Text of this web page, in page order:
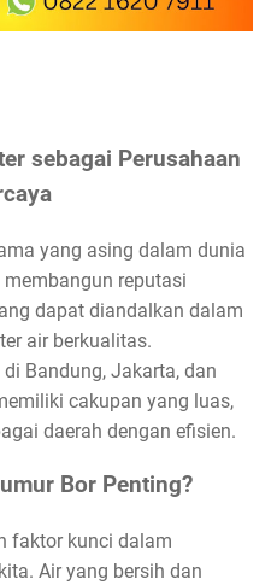
sebagai Perusahaan
yang asing dalam dunia
reputasi
dapat diandalkan dalam
air berkualitas.
Bandung, Jakarta, dan
cakupan yang luas,
daerah dengan efisien.
Bor Penting?
faktor kunci dalam
Air yang bersih dan